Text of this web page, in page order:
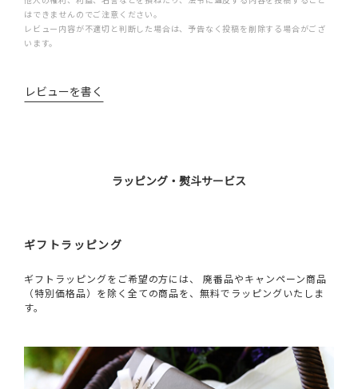
はできませんのでご注意ください。
レビュー内容が不適切と判断した場合は、予告なく投稿を削除する場合がござ
います。
レビューを書く
ラッピング・熨斗サービス
ギフトラッピング
ギフトラッピングをご希望の方には、 廃番品やキャンペーン商品
（特別価格品）を除く全ての商品を、無料でラッピングいたしま
す。